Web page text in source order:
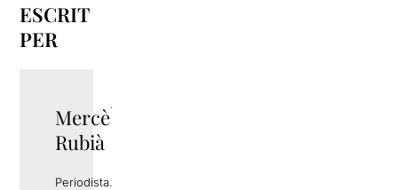
ESCRIT
PER
Mercè
Rubià
TWITTER
Periodista.